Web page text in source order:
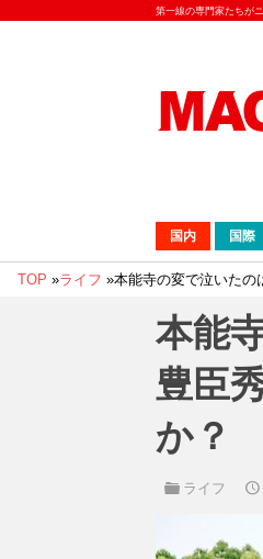
第一線の専門家たちが
国内 国際
TOP »ライフ »本能寺の変で泣いたの
本能
豊臣
か？
ライフ